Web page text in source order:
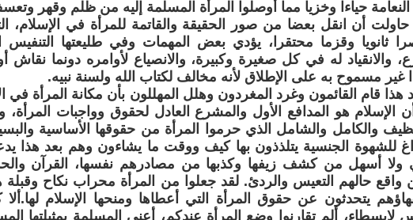
النعامة حياءا وخزيا مما أوصلوا المرأة المسلمة إليه من ظلم وقهر
حاولت أن انقل بعضا من صور الحقيقة والقاتمة للمرأة في الإسلام،
ثانويا وقزما محتقرا، يؤدي بعض المهمات وفي طليعتها
والانقياد له في كل صغيرة وكبيرة، والانصياع لأوامره دونما نقاش
غير مسموح به على الإطلاق لأنه مخالف لكتاب الله ولسنة نبيه.
هذا قام القائمون وغرد المغردون وهلل المهللون بأن مكانة المرأة في
الإسلام هو المدافع الأول والمشرع العادل لحقوق وواجبات المرأة،
والكامل والشامل الذي حرموا المرأة من حقوقها الأساسية
للشهوة الجنسية يتلذذون بها كيف ووقت ما يشاءون وهم بعد هذا
ولا أسهل من كشف زيفها وكذبها من مصادرهم نفسها، القرآن
واقع حالهم التعيس والردئ. لقد جعلوا من المرأة محراب نكاح وقبلة
يتحدثون عن حقوق المرأة التي أعطاها ومنحها الإسلام
لابسطاء، ألم تقارنوا وضع المرأة عندكم، أعني المسلمة بمثيلتها